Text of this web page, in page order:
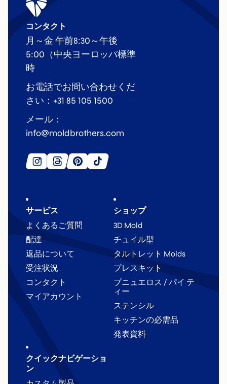
サービス
よくあるご質問
配達
返品について
受注状況
コンタクト
マイアカウント
ショップ
3D Mold
チュイル型
タルトレット Molds
プレスキット
ブニュエロス / パイ テ
ィー
ステンシル
キッチンの必需品
発表資料
クイックナビゲーショ
ン
コンタクト
月～金 午前8:30～午後
5:00（中央ヨーロッパ標準
時
お電話でお問い合わせくだ
さい：+31 85 105 1500
メール：
info@moldbrothers.com